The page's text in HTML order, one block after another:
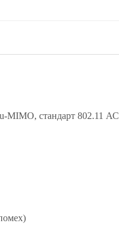
-MIMO, стандарт 802.11 АС